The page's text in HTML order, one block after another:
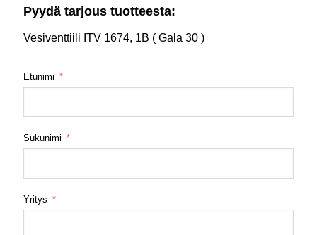
Pyydä tarjous tuotteesta:
Vesiventtiili ITV 1674, 1B ( Gala 30 )
Etunimi
Sukunimi
Yritys